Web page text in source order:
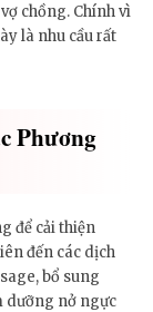
chồng. Chính vì
là nhu cầu rất
Phương
để cải thiện
đến các dịch
bổ sung
dưỡng nở ngực